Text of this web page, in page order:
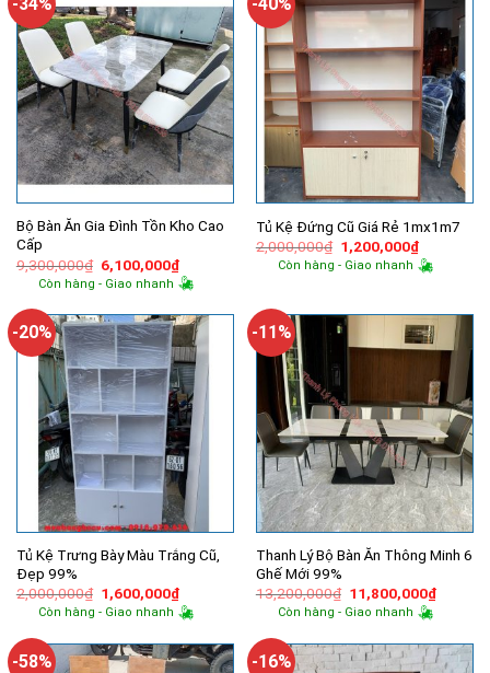
Bộ Bàn Ăn Gia Đình Tồn Kho Cao
Cấp
9,300,000₫ Giá
gốc
là:
6,100,000₫Giá
hiện
tại
6,100,000₫.
Còn hàng - Giao nhanh
Tủ Kệ Đứng Cũ Giá Rẻ 1mx1m7
2,000,000₫ Giá
gốc
là:
1,200,000₫Giá
hiện
tại
Còn hàng - Giao nhanh
-20%
Tủ Kệ Trưng Bày Màu Trắng Cũ,
Đẹp 99%
2,000,000₫ Giá
gốc
là:
1,600,000₫Giá
hiện
tại
1,600,000₫.
Còn hàng - Giao nhanh
-11%
Thanh Lý Bộ Bàn Ăn Thông Minh 6
Ghế Mới 99%
13,200,000₫ Giá
gốc
là:
11,800,000₫Giá
hiện
Còn hàng - Giao nhanh
-58% -16%